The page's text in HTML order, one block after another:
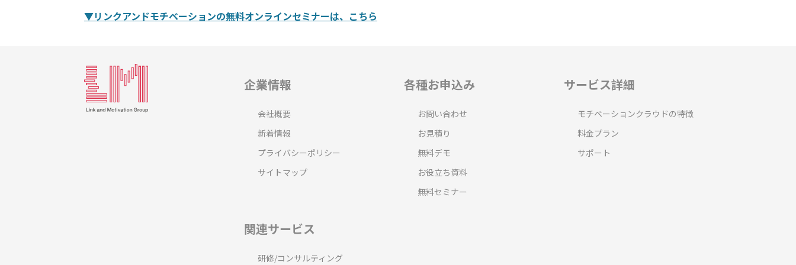
▼リンクアンドモチベーションの無料オンラインセミナーは、こちら
企業情報
会社概要
新着情報
プライバシーポリシー
サイトマップ
各種お申込み
お問い合わせ
お見積り
無料デモ
お役立ち資料
無料セミナー
サービス詳細
モチベーションクラウドの特徴
料金プラン
サポート
関連サービス
研修/コンサルティング